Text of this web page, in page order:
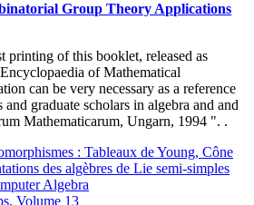
Group Theory Applications
printing of this booklet, released as
of Mathematical
can be very necessary as a reference
and graduate scholars in algebra and and
Mathematicarum, Ungarn, 1994 ". .
: Tableaux de Young, Cône
des algèbres de Lie semi-simples
Algebra
Volume 13